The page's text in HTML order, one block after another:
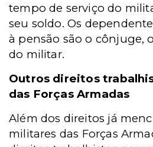
tempo de serviço do
seu soldo. Os
à pensão são o cônjuge,
do militar.
Outros direitos
das Forças Armadas
Além dos direitos já
militares das Forças